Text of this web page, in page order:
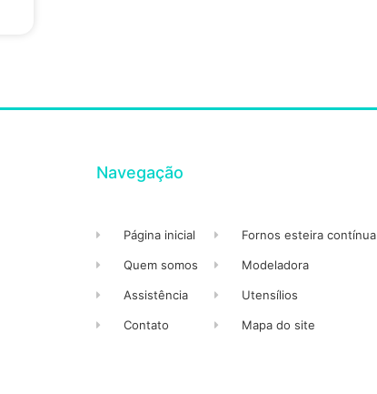
Navegação
Página inicial
Quem somos
Assistência
Contato
Fornos esteira contínua
Modeladora
Utensílios
Mapa do site